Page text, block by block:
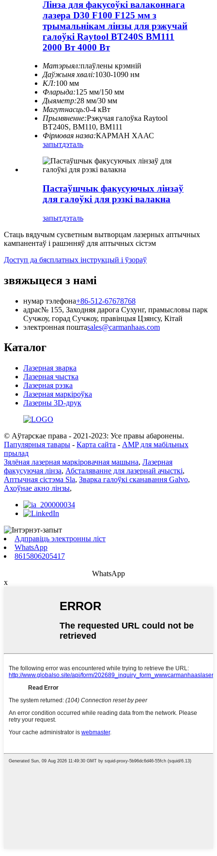
Лінза для факусоўкі валаконнага
лазера D30 F100 F125 мм з
трымальнікам лінзы для рэжучай
галоўкі Raytool BT240S BM111
2000 Вт 4000 Вт
Матэрыял:плаўлены крэмній
Даўжыня хвалі:1030-1090 нм
КЛ:100 мм
Фларыда:125 мм/150 мм
Дыяметр:28 мм/30 мм
Магутнасць:0-4 кВт
Прымяненне:Рэжучая галоўка Raytool
BT240S, BM110, BM111
Фірмовая назва:КАРМАН ХААС
запытдэталь
Пастаўшчык факусуючых лінзаў
для галоўкі для рэзкі валакна
запытдэталь
Стаць вядучым сусветным вытворцам лазерных аптычных
кампанентаў і рашэнняў для аптычных сістэм
Доступ да бясплатных інструкцый і ўзораў
звяжыцеся з намі
нумар тэлефона+86-512-67678768
адрас№ 155, Заходняя дарога Сухунг, прамысловы парк
Сучжоу, горад Сучжоу, правінцыя Цзянсу, Кітай
электронная поштаsales@carmanhaas.com
Каталог
Лазерная зварка
Лазерная чыстка
Лазерная рэзка
Лазерная маркіроўка
Лазерны 3D-друк
© Аўтарскае права - 2021-2023: Усе правы абаронены.
Папулярныя тавары - Карта сайта - AMP для мабільных
прылад
Зялёная лазерная маркіровачная машына, Лазерная
факусуючая лінза, Абсталяванне для лазернай ачысткі,
Аптычная сістэма Sla, Зварка галоўкі сканавання Galvo,
Ахоўнае акно лінзы,
Адправіць электронны ліст
WhatsApp
8615806205417
WhatsApp
x